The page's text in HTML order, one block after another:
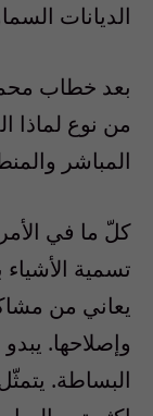
الديانات
بعد خطاب
من نوع لماذا
المباشر
كلّ ما في
تسمية
يعاني من
وإصلاحها.
البساطة.